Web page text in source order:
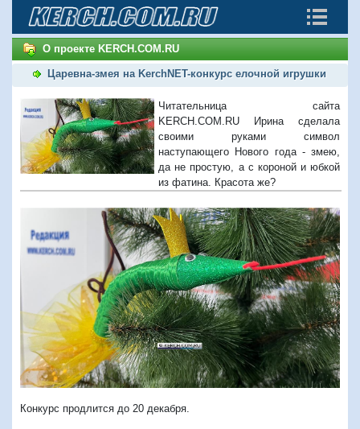
О проекте KERCH.COM.RU
Царевна-змея на KerchNET-конкурс елочной игрушки
Читательница сайта
KERCH.COM.RU Ирина сделала
своими руками символ
наступающего Нового года - змею,
да не простую, а с короной и юбкой
из фатина. Красота же?
Конкурс продлится до 20 декабря.